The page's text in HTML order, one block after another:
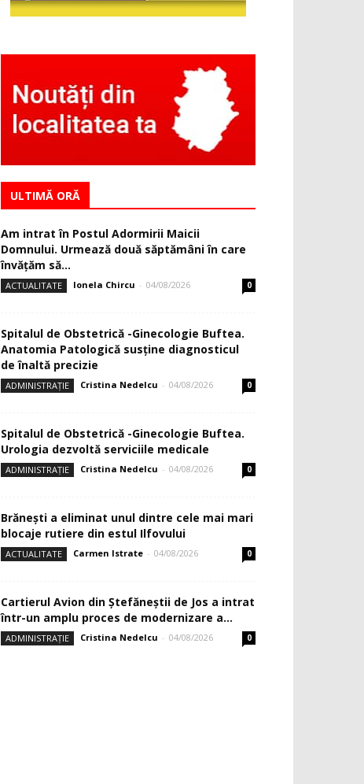
ULTIMĂ ORĂ
Am intrat în Postul Adormirii Maicii
Domnului. Urmează două săptămâni în care
învăţăm să...
ACTUALITATE Ionela Chircu - 04/08/2026 0
Spitalul de Obstetrică -Ginecologie Buftea.
Anatomia Patologică susţine diagnosticul
de înaltă precizie
ADMINISTRAȚIE Cristina Nedelcu - 04/08/2026 0
Spitalul de Obstetrică -Ginecologie Buftea.
Urologia dezvoltă serviciile medicale
ADMINISTRAȚIE Cristina Nedelcu - 04/08/2026 0
Brănești a eliminat unul dintre cele mai mari
blocaje rutiere din estul Ilfovului
ACTUALITATE Carmen Istrate - 04/08/2026 0
Cartierul Avion din Ştefăneştii de Jos a intrat
într-un amplu proces de modernizare a...
ADMINISTRAȚIE Cristina Nedelcu - 04/08/2026 0